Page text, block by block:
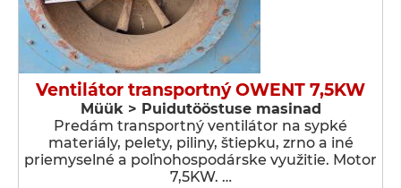
Ventilátor transportný OWENT 7,5KW
Müük > Puidutööstuse masinad
Predám transportný ventilátor na sypké
materiály, pelety, piliny, štiepku, zrno a iné
priemyselné a poľnohospodárske využitie. Motor
7,5KW. …